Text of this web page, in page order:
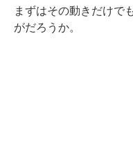
まずはその動きだけで
がだろうか。